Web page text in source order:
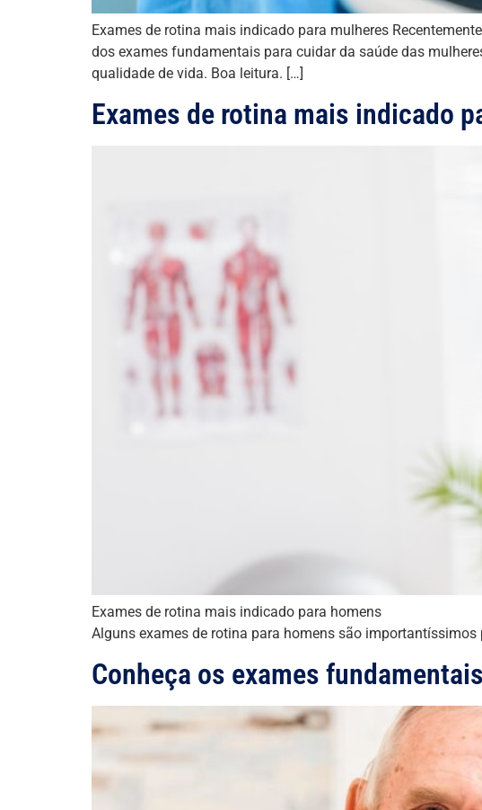
Exames de rotina mais indicado para mulheres
dos exames fundamentais para cuidar da saúde das
qualidade de vida. Boa leitura. […]
Exames de rotina mais indicado
Exames de rotina mais indicado para homens
Alguns exames de rotina para homens são
Conheça os exames